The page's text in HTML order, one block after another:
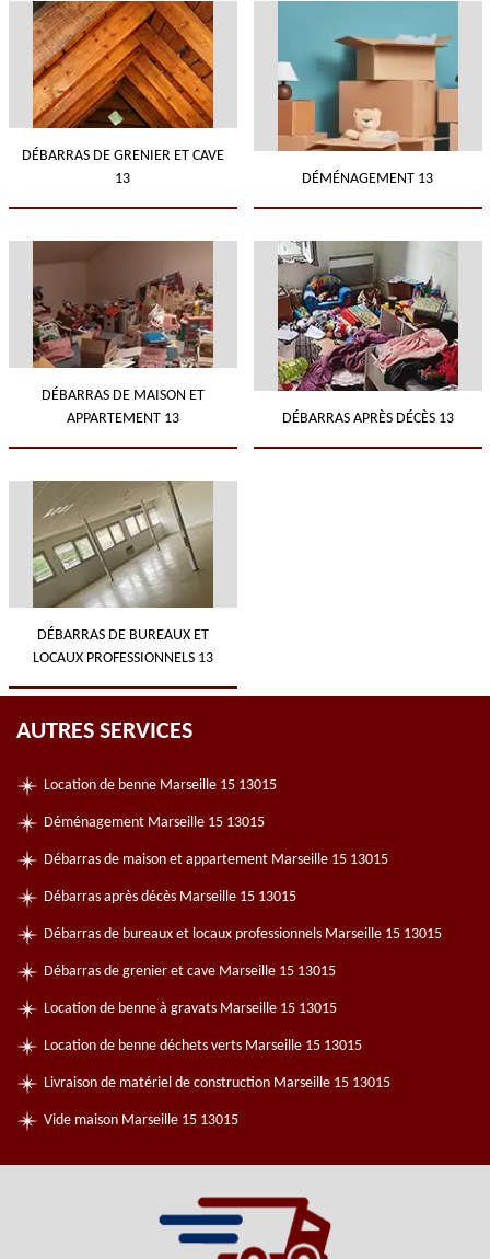
DÉBARRAS DE GRENIER ET CAVE
13
DÉMÉNAGEMENT 13
DÉBARRAS DE MAISON ET
APPARTEMENT 13
DÉBARRAS APRÈS DÉCÈS 13
DÉBARRAS DE BUREAUX ET
LOCAUX PROFESSIONNELS 13
AUTRES SERVICES
Location de benne Marseille 15 13015
Déménagement Marseille 15 13015
Débarras de maison et appartement Marseille 15 13015
Débarras après décès Marseille 15 13015
Débarras de bureaux et locaux professionnels Marseille 15 13015
Débarras de grenier et cave Marseille 15 13015
Location de benne à gravats Marseille 15 13015
Location de benne déchets verts Marseille 15 13015
Livraison de matériel de construction Marseille 15 13015
Vide maison Marseille 15 13015